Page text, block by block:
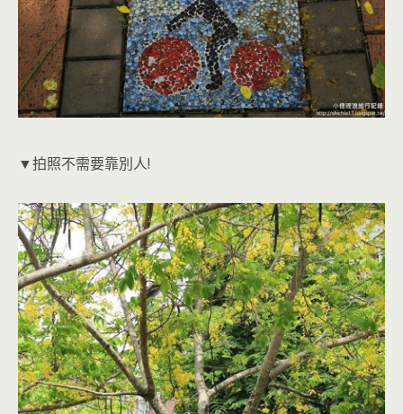
▼拍照不需要靠別人!